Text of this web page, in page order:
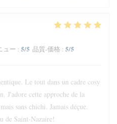
ュー : 5/5 品質-価格 : 5/5
Le tout dans un cadre cosy
J'adore cette approche de la
sans chichi. Jamais déçue.
de Saint-Nazaire!